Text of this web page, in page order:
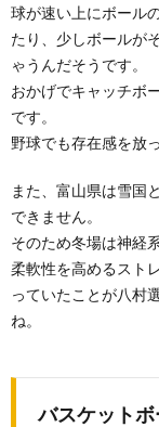
球が速い上にボール
たり、少しボールが
ゃうんだそうです。
おかげでキャッチボ
です。
野球でも存在感を放
また、富山県は雪国
できません。
そのため冬場は神経
柔軟性を高めるスト
っていたことが八村
ね。
バスケット